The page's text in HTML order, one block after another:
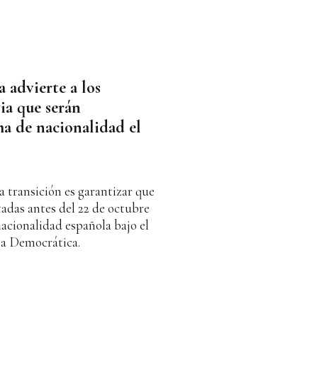
advierte a los
que serán
de nacionalidad el
transición es garantizar que
antes del 22 de octubre
española bajo el
Democrática.